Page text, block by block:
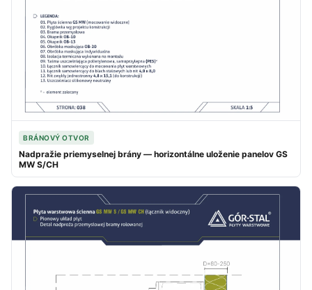
BRÁNOVÝ OTVOR
Nadpražie priemyselnej brány — horizontálne uloženie panelov GS
MW S/CH